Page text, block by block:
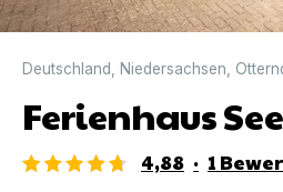
Deutschland Niedersachsen
Ferienhaus
4,88 · 1